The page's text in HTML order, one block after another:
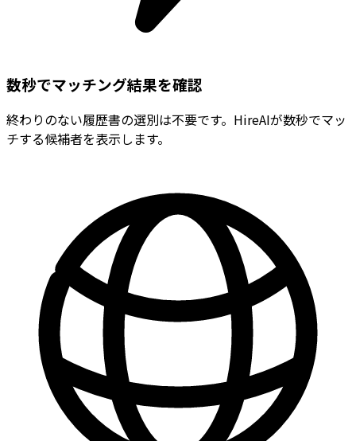
数秒でマッチング結果を確認
終わりのない履歴書の選別は不要です。HireAIが数秒でマッ
チする候補者を表示します。